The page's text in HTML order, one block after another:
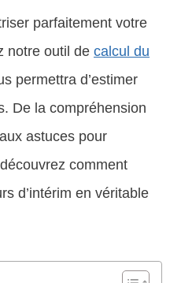
parfaitement votre
notre outil de calcul du
permettra d’estimer
De la compréhension
astuces pour
comment
d’intérim en véritable